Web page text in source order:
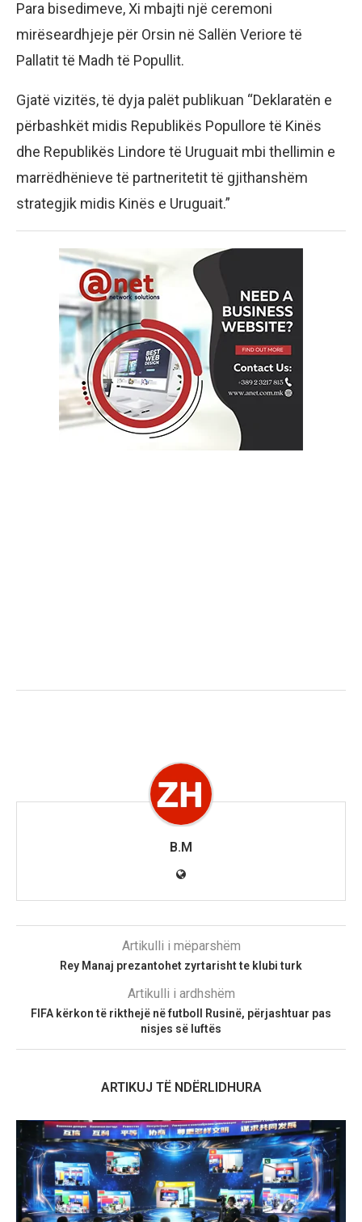
Para bisedimeve, Xi mbajti një ceremoni
mirëseardhjeje për Orsin në Sallën Veriore të
Pallatit të Madh të Popullit.
Gjatë vizitës, të dyja palët publikuan “Deklaratën e
përbashkët midis Republikës Popullore të Kinës
dhe Republikës Lindore të Uruguait mbi thellimin e
marrëdhënieve të partneritetit të gjithanshëm
strategjik midis Kinës e Uruguait.”
B.M
Artikulli i mëparshëm
Rey Manaj prezantohet zyrtarisht te klubi turk
Artikulli i ardhshëm
FIFA kërkon të rikthejë në futboll Rusinë, përjashtuar pas
nisjes së luftës
ARTIKUJ TË NDËRLIDHURA